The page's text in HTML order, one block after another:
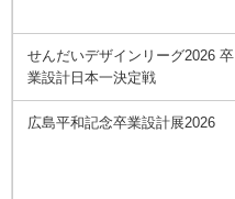
せんだいデザインリーグ2026 卒
業設計日本一決定戦
広島平和記念卒業設計展2026